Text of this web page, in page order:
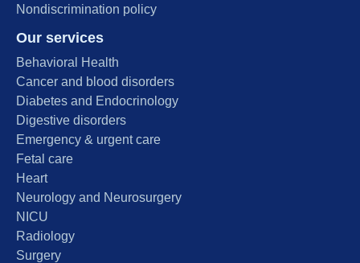
Nondiscrimination policy
Our services
Behavioral Health
Cancer and blood disorders
Diabetes and Endocrinology
Digestive disorders
Emergency & urgent care
Fetal care
Heart
Neurology and Neurosurgery
NICU
Radiology
Surgery